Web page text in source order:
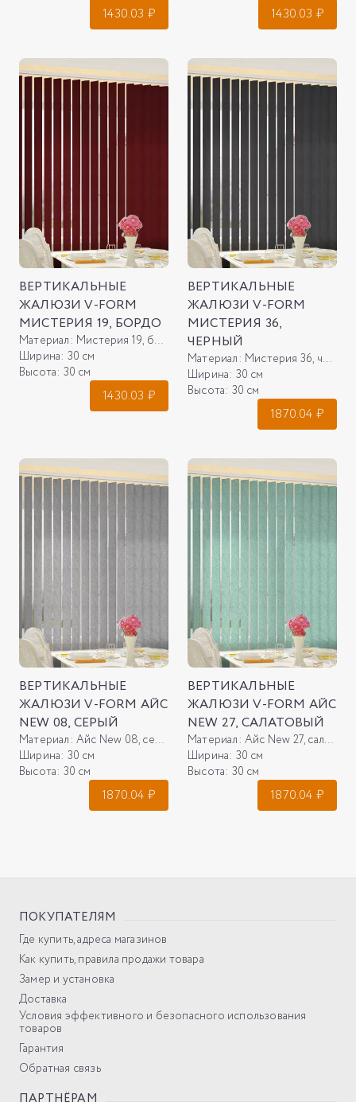
1430.03 ₽ 1430.03 ₽
ВЕРТИКАЛЬНЫЕ
ЖАЛЮЗИ V-FORM
МИСТЕРИЯ 19, БОРДО
Материал: Мистерия 19, бордо
Ширина: 30 см
Высота: 30 см
1430.03 ₽
ВЕРТИКАЛЬНЫЕ
ЖАЛЮЗИ V-FORM
МИСТЕРИЯ 36,
ЧЕРНЫЙ
Материал: Мистерия 36, черный
Ширина: 30 см
Высота: 30 см
1870.04 ₽
ВЕРТИКАЛЬНЫЕ
ЖАЛЮЗИ V-FORM АЙС
NEW 08, СЕРЫЙ
Материал: Айс New 08, серый
Ширина: 30 см
Высота: 30 см
1870.04 ₽
ВЕРТИКАЛЬНЫЕ
ЖАЛЮЗИ V-FORM АЙС
NEW 27, САЛАТОВЫЙ
Материал: Айс New 27, салатовый
Ширина: 30 см
Высота: 30 см
1870.04 ₽
ПОКУПАТЕЛЯМ
Где купить, адреса магазинов
Как купить, правила продажи товара
Замер и установка
Доставка
Условия эффективного и безопасного использования
товаров
Гарантия
Обратная связь